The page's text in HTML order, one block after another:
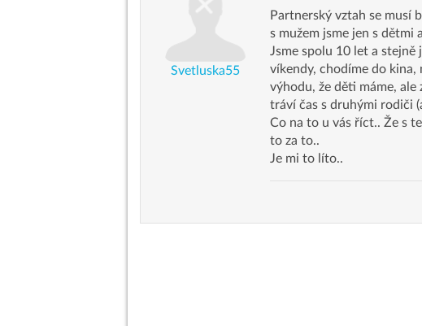
Svetluska55
Partnerský vztah se musí
s mužem jsme jen s dětmi
Jsme spolu 10 let a stejně
víkendy, chodíme do kina,
výhodu, že děti máme,
tráví čas s druhými rodiči
Co na to u vás říct.. Že s
to za to..
Je mi to líto..